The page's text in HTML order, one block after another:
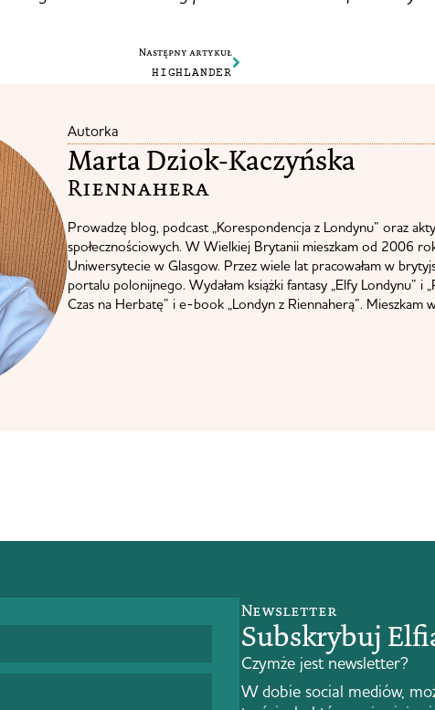
Następny artykuł
HIGHLANDER
Autorka
Marta Dziok-Kaczyńska
Riennahera​
Prowadzę blog, podcast „Korespondencja z Londynu” oraz
społecznościowych. W Wielkiej Brytanii mieszkam od 2006
Uniwersytecie w Glasgow. Przez wiele lat pracowałam w
portalu polonijnego. Wydałam książki fantasy „Elfy Londynu” i
Czas na Herbatę” i e-book „Londyn z Riennaherą”. Mieszkam
Newsletter
Subskrybuj
Czymże jest newsletter?
W dobie social mediów,